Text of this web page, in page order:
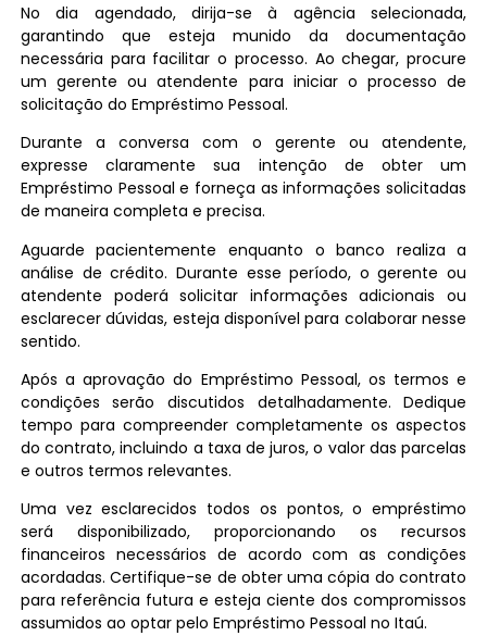
No dia agendado, dirija-se à agência selecionada,
garantindo que esteja munido da documentação
necessária para facilitar o processo. Ao chegar, procure
um gerente ou atendente para iniciar o processo de
solicitação do Empréstimo Pessoal.
Durante a conversa com o gerente ou atendente,
expresse claramente sua intenção de obter um
Empréstimo Pessoal e forneça as informações solicitadas
de maneira completa e precisa.
Aguarde pacientemente enquanto o banco realiza a
análise de crédito. Durante esse período, o gerente ou
atendente poderá solicitar informações adicionais ou
esclarecer dúvidas, esteja disponível para colaborar nesse
sentido.
Após a aprovação do Empréstimo Pessoal, os termos e
condições serão discutidos detalhadamente. Dedique
tempo para compreender completamente os aspectos
do contrato, incluindo a taxa de juros, o valor das parcelas
e outros termos relevantes.
Uma vez esclarecidos todos os pontos, o empréstimo
será disponibilizado, proporcionando os recursos
financeiros necessários de acordo com as condições
acordadas. Certifique-se de obter uma cópia do contrato
para referência futura e esteja ciente dos compromissos
assumidos ao optar pelo Empréstimo Pessoal no Itaú.